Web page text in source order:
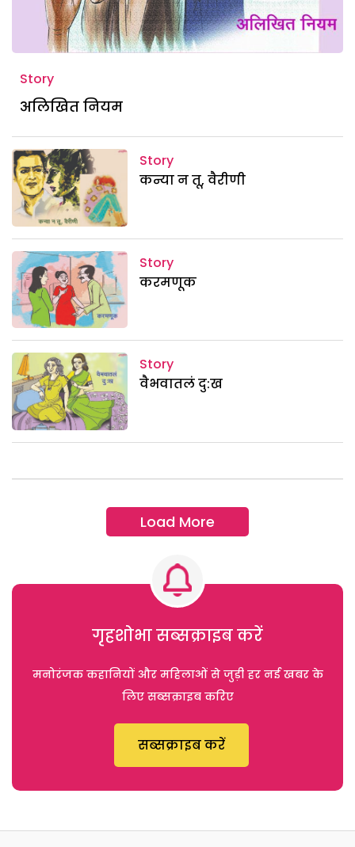
Story
अलिखित नियम
Story
कन्या न तू, वैरीणी
Story
करमणूक
Story
वैभवातलं दु:ख
Load More
गृहशोभा सब्सक्राइब करें
मनोरंजक कहानियों और महिलाओं से जुड़ी हर नई खबर के
लिए सब्सक्राइब करिए
सब्सक्राइब करें